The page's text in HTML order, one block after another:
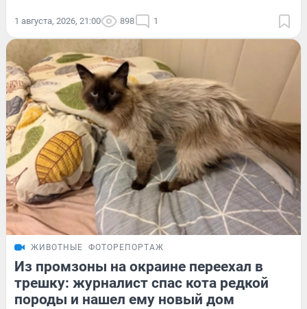
1 августа, 2026, 21:00 898 1
ЖИВОТНЫЕ ФОТОРЕПОРТАЖ
Из промзоны на окраине переехал в
трешку: журналист спас кота редкой
породы и нашел ему новый дом